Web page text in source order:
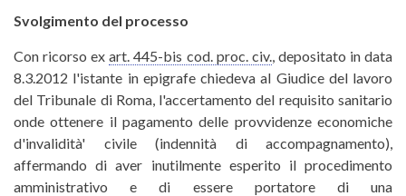
Svolgimento del processo
Con ricorso exart. 445-bis cod. proc. civ., depositato in data
8.3.2012 l'istante in epigrafe chiedeva al Giudice del lavoro
del Tribunale di Roma, l'accertamento del requisito sanitario
onde ottenere il pagamento delle provvidenze economiche
d'invalidità' civile (indennità di accompagnamento),
affermando di aver inutilmente esperito il procedimento
amministrativo e di essere portatore di una